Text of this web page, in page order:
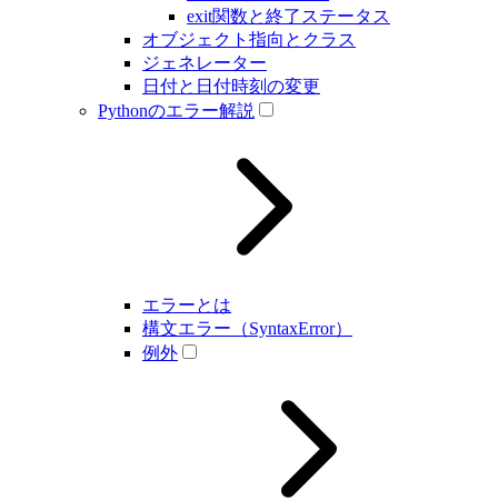
exit関数と終了ステータス
オブジェクト指向とクラス
ジェネレーター
日付と日付時刻の変更
Pythonのエラー解説
エラーとは
構文エラー（SyntaxError）
例外